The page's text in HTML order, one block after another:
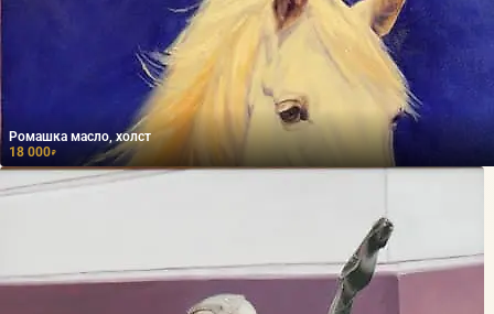
Ромашка масло, холст
18 000₽